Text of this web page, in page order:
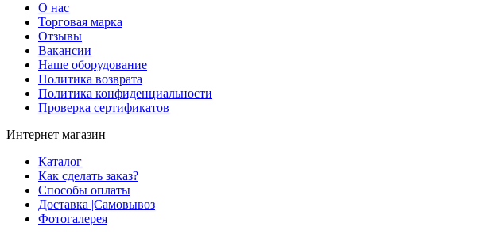
О нас
Торговая марка
Отзывы
Вакансии
Наше оборудование
Политика возврата
Политика конфиденциальности
Проверка сертификатов
Интернет магазин
Каталог
Как сделать заказ?
Способы оплаты
Доставка |Cамовывоз
Фотогалерея